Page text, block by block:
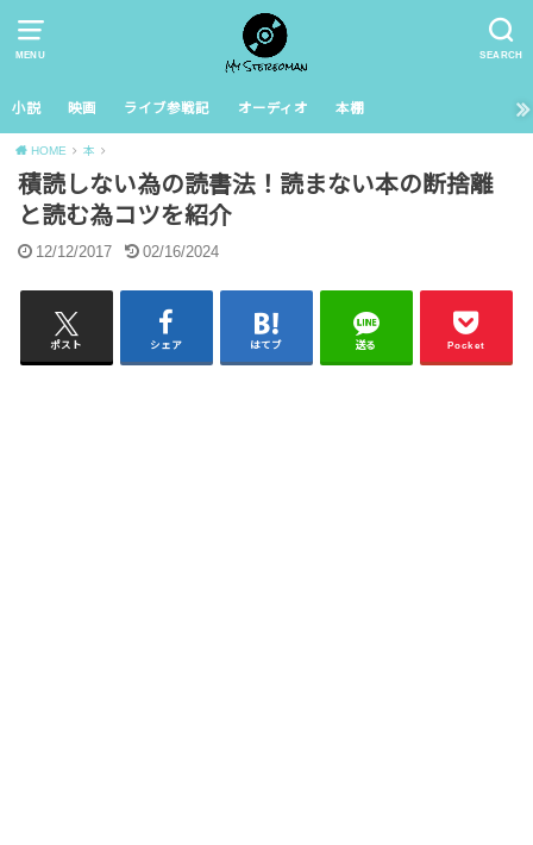
MENU SEARCH
小説 映画 ライブ参戦記 オーディオ 本棚
HOME 本
積読しない為の読書法！読まない本の断捨離
と読む為コツを紹介
12/12/2017 02/16/2024
ポスト シェア はてブ 送る Pocket